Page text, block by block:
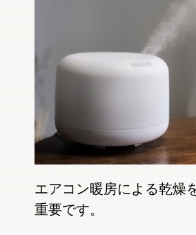
エアコン暖房による乾燥
重要です。